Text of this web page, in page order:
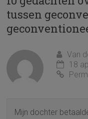
tussen
Van
18
Mijn dochter